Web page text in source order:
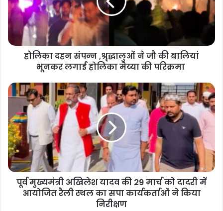
होलिका दहन संपन्न ,श्रृद्धालुओं ने जौ की बालियां
भूनकर लगाई होलिका मैय्या की परिक्रमा
पूर्व मुख्यमंत्री अखिलेश यादव की 29 मार्च को दादरी में
आयोजित रैली स्थल का सपा कार्यकर्ताओं ने किया
निरीक्षण